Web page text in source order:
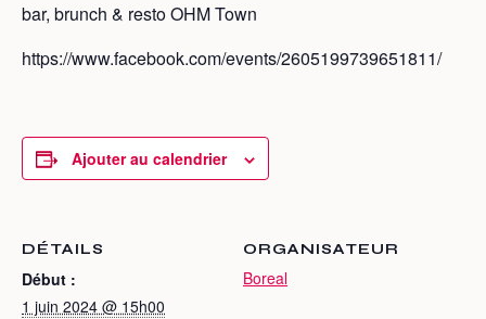
bar, brunch & resto OHM Town
https://www.facebook.com/events/2605199739651811/
Ajouter au calendrier
DÉTAILS
Début :
1 juin 2024 @ 15h00
ORGANISATEUR
Boreal